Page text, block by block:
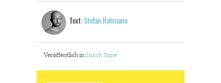
Text: Stefan Rahmann
Veröffentlich in Lunch Time